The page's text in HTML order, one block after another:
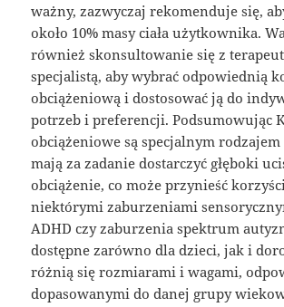
ważny, zazwyczaj rekomenduje się,
około 10% masy ciała użytkownika.
również skonsultowanie się z
specjalistą, aby wybrać odpowiednią
obciążeniową i dostosować ją do
potrzeb i preferencji. Podsumowując
obciążeniowe są specjalnym
mają za zadanie dostarczyć głęboki
obciążenie, co może przynieść
niektórymi zaburzeniami
ADHD czy zaburzenia spektrum
dostępne zarówno dla dzieci, jak i
różnią się rozmiarami i wagami,
dopasowanymi do danej grupy